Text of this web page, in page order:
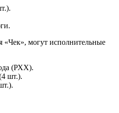
«Чек», могут исполнительные
(РХХ).
шт.).